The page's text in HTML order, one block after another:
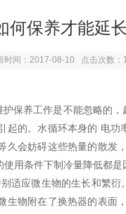
何保养才能延
时间：2017-08-10 点击次数：
保养工作是不能忽略的
起的。水循环本身的 电
久会妨碍这些热量的散发
用条件下制冷量降低都
适应微生物的生长和繁
生物附在了换热器的表面